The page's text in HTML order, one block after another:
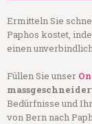
Ermitteln Sie
Paphos kostet,
einen
Füllen Sie unser
Bedürfnisse und
von Bern nach